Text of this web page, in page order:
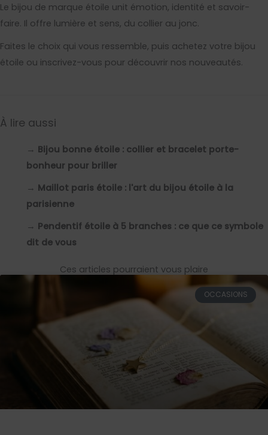
Le bijou de marque étoile unit émotion, identité et savoir-
faire. Il offre lumière et sens, du collier au jonc.
Faites le choix qui vous ressemble, puis achetez votre bijou
étoile ou inscrivez-vous pour découvrir nos nouveautés.
À lire aussi
→ Bijou bonne étoile : collier et bracelet porte-
bonheur pour briller
→ Maillot paris étoile : l'art du bijou étoile à la
parisienne
→ Pendentif étoile à 5 branches : ce que ce symbole
dit de vous
Ces articles pourraient vous plaire
OCCASIONS